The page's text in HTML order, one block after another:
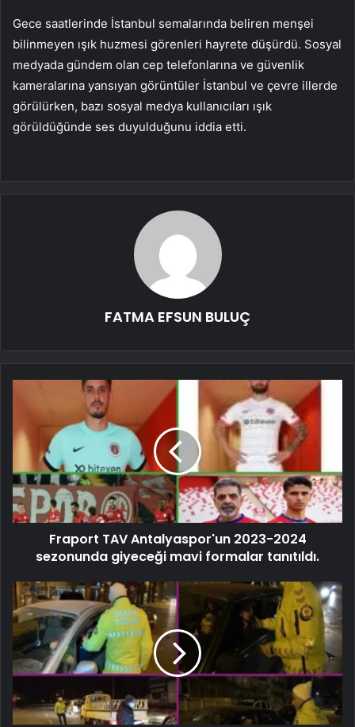
Gece saatlerinde İstanbul semalarında beliren menşei
bilinmeyen ışık huzmesi görenleri hayrete düşürdü. Sosyal
medyada gündem olan cep telefonlarına ve güvenlik
kameralarına yansıyan görüntüler İstanbul ve çevre illerde
görülürken, bazı sosyal medya kullanıcıları ışık
görüldüğünde ses duyulduğunu iddia etti.
FATMA EFSUN BULUÇ
Fraport TAV Antalyaspor'un 2023-2024
sezonunda giyeceği mavi formalar tanıtıldı.